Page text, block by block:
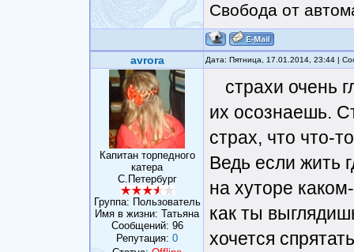
Свобода от
avrora Дата: Пятница, 17.01.2014, 23:44 |
Капитан торпедного
катера
С.Петербург
Группа: Пользователь
Имя в жизни: Татьяна
Сообщений: 96
Репутация: 0
страхи очень
их осознаешь.
страх, что что-
Ведь если жить
на хуторе
как ты
хочется